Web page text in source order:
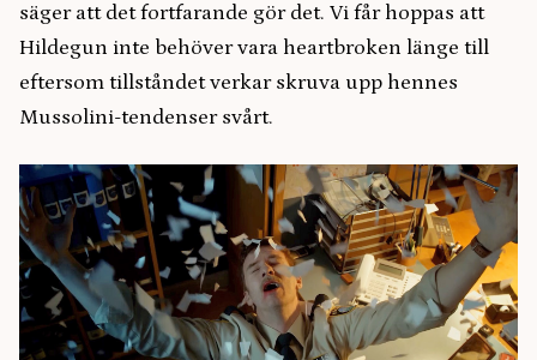
säger att det fortfarande gör det. Vi får hoppas att
Hildegun inte behöver vara heartbroken länge till
eftersom tillståndet verkar skruva upp hennes
Mussolini-tendenser svårt.